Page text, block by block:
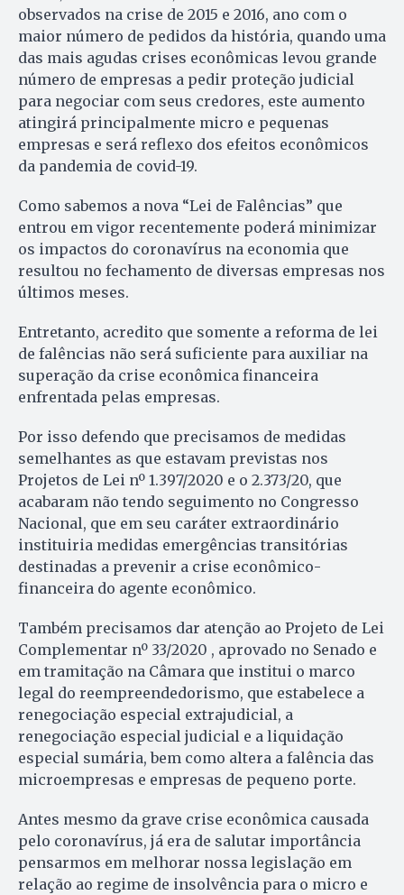
observados na crise de 2015 e 2016, ano com o
maior número de pedidos da história, quando uma
das mais agudas crises econômicas levou grande
número de empresas a pedir proteção judicial
para negociar com seus credores, este aumento
atingirá principalmente micro e pequenas
empresas e será reflexo dos efeitos econômicos
da pandemia de covid-19.
Como sabemos a nova “Lei de Falências” que
entrou em vigor recentemente poderá minimizar
os impactos do coronavírus na economia que
resultou no fechamento de diversas empresas nos
últimos meses.
Entretanto, acredito que somente a reforma de lei
de falências não será suficiente para auxiliar na
superação da crise econômica financeira
enfrentada pelas empresas.
Por isso defendo que precisamos de medidas
semelhantes as que estavam previstas nos
Projetos de Lei nº 1.397/2020 e o 2.373/20, que
acabaram não tendo seguimento no Congresso
Nacional, que em seu caráter extraordinário
instituiria medidas emergências transitórias
destinadas a prevenir a crise econômico-
financeira do agente econômico.
Também precisamos dar atenção ao Projeto de Lei
Complementar nº 33/2020 , aprovado no Senado e
em tramitação na Câmara que institui o marco
legal do reempreendedorismo, que estabelece a
renegociação especial extrajudicial, a
renegociação especial judicial e a liquidação
especial sumária, bem como altera a falência das
microempresas e empresas de pequeno porte.
Antes mesmo da grave crise econômica causada
pelo coronavírus, já era de salutar importância
pensarmos em melhorar nossa legislação em
relação ao regime de insolvência para o micro e